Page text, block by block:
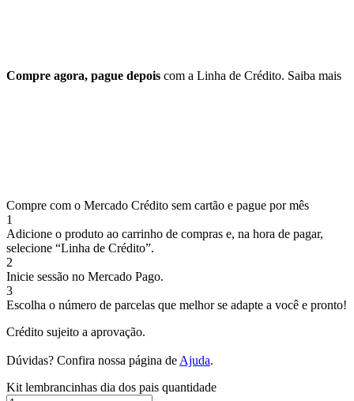
Compre agora, pague depois com a Linha de Crédito. Saiba mais
Compre com o Mercado Crédito sem cartão e pague por mês
1
Adicione o produto ao carrinho de compras e, na hora de pagar,
selecione “Linha de Crédito”.
2
Inicie sessão no Mercado Pago.
3
Escolha o número de parcelas que melhor se adapte a você e pronto!
Crédito sujeito a aprovação.
Dúvidas? Confira nossa página de Ajuda.
Kit lembrancinhas dia dos pais quantidade